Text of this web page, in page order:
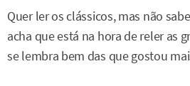
Quer ler os clássicos, mas não
acha que está na hora de reler as
se lembra bem das que gostou